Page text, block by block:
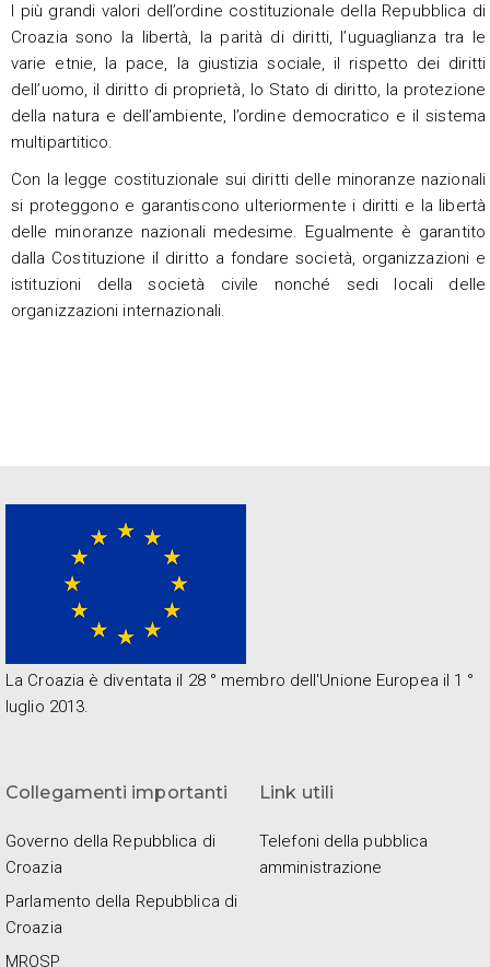
I più grandi valori dell’ordine costituzionale della Repubblica di
Croazia sono la libertà, la parità di diritti, l’uguaglianza tra le
varie etnie, la pace, la giustizia sociale, il rispetto dei diritti
dell’uomo, il diritto di proprietà, lo Stato di diritto, la protezione
della natura e dell’ambiente, l’ordine democratico e il sistema
multipartitico.
Con la legge costituzionale sui diritti delle minoranze nazionali
si proteggono e garantiscono ulteriormente i diritti e la libertà
delle minoranze nazionali medesime. Egualmente è garantito
dalla Costituzione il diritto a fondare società, organizzazioni e
istituzioni della società civile nonché sedi locali delle
organizzazioni internazionali.
La Croazia è diventata il 28 ° membro dell'Unione Europea il 1 °
luglio 2013.
Collegamenti importanti
Governo della Repubblica di
Croazia
Parlamento della Repubblica di
Croazia
MROSP
Link utili
Telefoni della pubblica
amministrazione